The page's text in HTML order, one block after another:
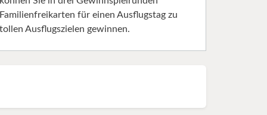
Familienfreikarten für einen Ausflugstag zu
tollen Ausflugszielen gewinnen.